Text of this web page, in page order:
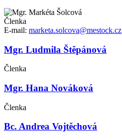
Členka
E-mail: marketa.solcova@mestock.cz
Mgr. Ludmila Štěpánová
Členka
Mgr. Hana Nováková
Členka
Bc. Andrea Vojtěchová